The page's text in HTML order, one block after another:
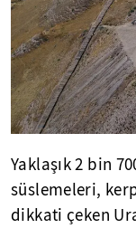
Yaklaşık 2 bin
süslemeleri,
dikkati çeken